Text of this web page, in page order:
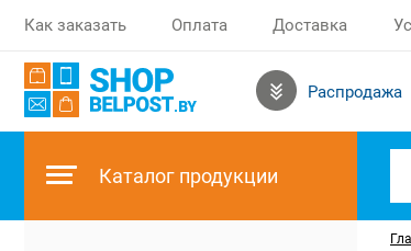
Как заказать Оплата Доставка
Распродажа
Каталог продукции